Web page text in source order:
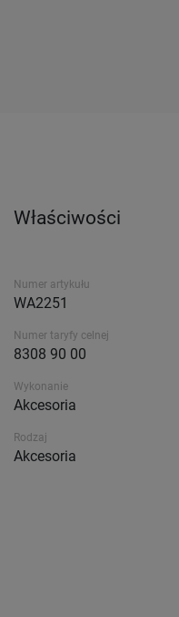
Właściwości
Numer artykułu
WA2251
Numer taryfy celnej
8308 90 00
Wykonanie
Akcesoria
Rodzaj
Akcesoria